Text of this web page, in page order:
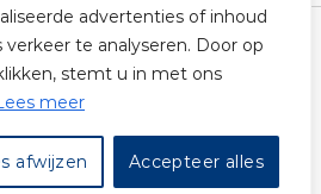
advertenties of inhoud
te analyseren. Door op
stemt u in met ons
meer
afwijzen Accepteer alles
-Audiogigant